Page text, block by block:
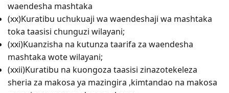
waendesha mashtaka
(xx)Kuratibu uchukuaji wa waendeshaji wa mashtaka
toka taasisi chunguzi wilayani;
(xxi)Kuanzisha na kutunza taarifa za waendesha
mashtaka wote wilayani;
(xxii)Kuratibu na kuongoza taasisi zinazotekeleza
sheria za makosa ya mazingira ,kimtandao na makosa